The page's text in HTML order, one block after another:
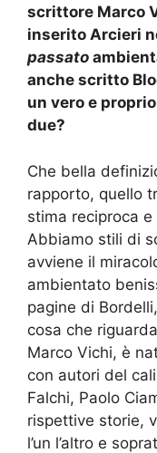
scrittore Marco
inserito Arcieri
passato
anche scritto
un vero e
due?
Che bella
rapporto, quello
stima reciproca
Abbiamo stili di
avviene il
ambientato
pagine di
cosa che
Marco Vichi, è
con autori del
Falchi, Paolo
rispettive storie,
l’un l’altro e